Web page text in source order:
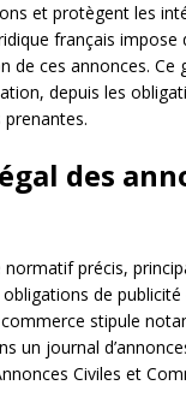
et protègent les
français impose
de ces annonces. Ce
depuis les
des
normatif précis,
de
stipule
un journal
Civiles et